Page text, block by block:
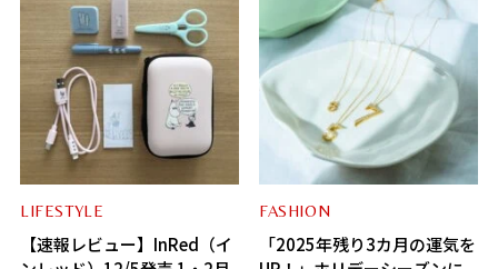
LIFESTYLE
【速報レビュー】InRed（イ
FASHION
「2025年残り3カ月の運気を